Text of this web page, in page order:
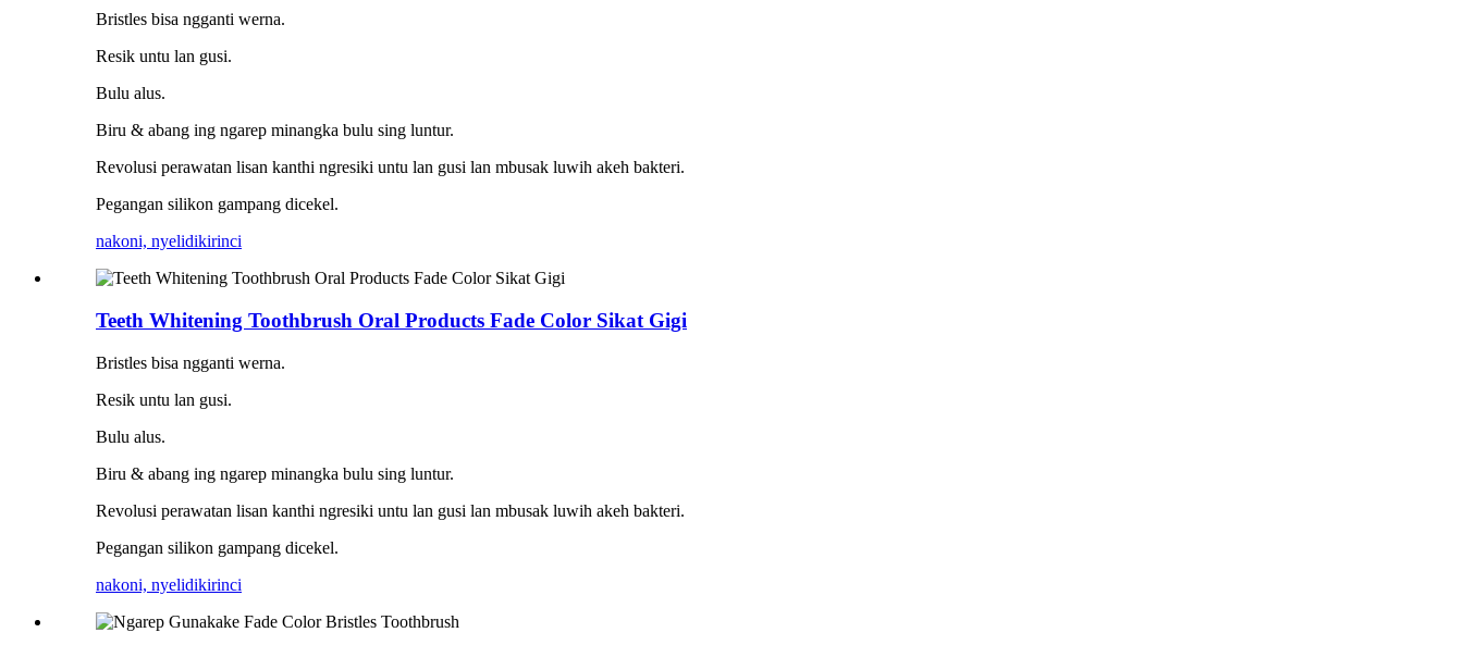
Bristles bisa ngganti werna.
Resik untu lan gusi.
Bulu alus.
Biru & abang ing ngarep minangka bulu sing luntur.
Revolusi perawatan lisan kanthi ngresiki untu lan gusi lan mbusak luwih akeh bakteri.
Pegangan silikon gampang dicekel.
nakoni, nyelidikirinci
Teeth Whitening Toothbrush Oral Products Fade Color Sikat Gigi
Bristles bisa ngganti werna.
Resik untu lan gusi.
Bulu alus.
Biru & abang ing ngarep minangka bulu sing luntur.
Revolusi perawatan lisan kanthi ngresiki untu lan gusi lan mbusak luwih akeh bakteri.
Pegangan silikon gampang dicekel.
nakoni, nyelidikirinci